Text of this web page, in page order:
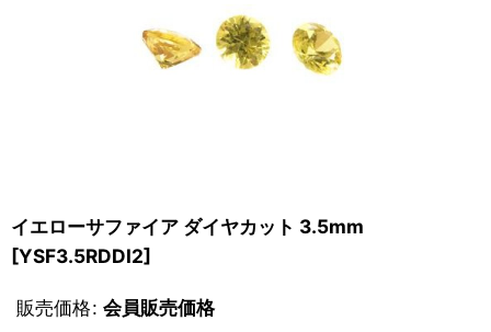
イエローサファイア ダイヤカット 3.5mm
[YSF3.5RDDI2]
販売価格: 会員販売価格